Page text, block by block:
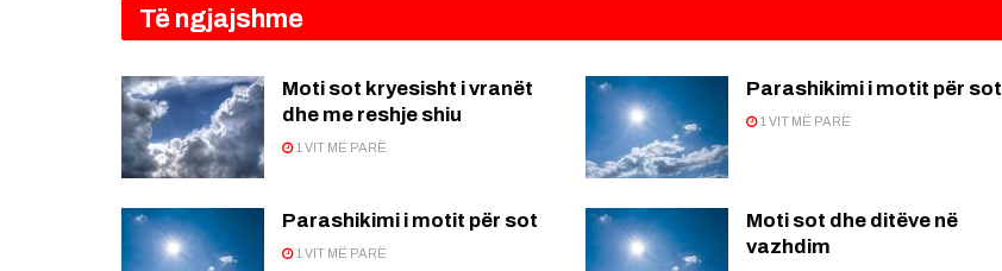
Të ngjajshme
Moti sot kryesisht i vranët
dhe me reshje shiu
1 VIT MË PARË
Parashikimi i motit për sot
1 VIT MË PARË
Parashikimi i motit për sot
1 VIT MË PARË
Moti sot dhe ditëve në
vazhdim